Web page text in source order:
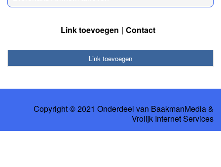
Link toevoegen Contact
Link toevoegen
Copyright © 2021 Onderdeel van BaakmanMedia&
Vrolijk Internet Services